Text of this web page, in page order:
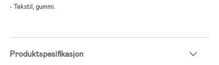
- Tekstil, gummi.
Produktspesifikasjon